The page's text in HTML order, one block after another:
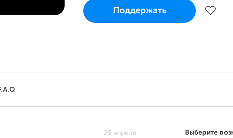
Проект начался 14 марта и завершится
как только соберет 100% требуемой суммы
Поддержать
F.A.Q
Выберите
25 апреля